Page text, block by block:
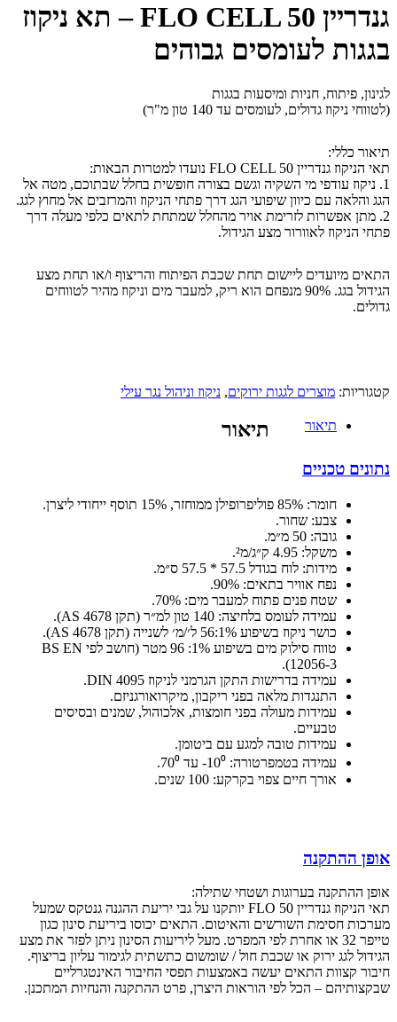
גנדריין FLO CELL 50 – תא ניקוז
בגגות לעומסים גבוהים
לגינון, פיתוח, חניות ומיסעות בגגות
(לטווחי ניקוז גדולים, לעומסים עד 140 טון מ"ר)
תיאור כללי:
תאי הניקוז גנדריין FLO CELL 50 נועדו למטרות הבאות:
1. ניקוז עודפי מי השקיה וגשם בצורה חופשית בחלל שבתוכם, מטה אל
הגג והלאה עם כיוון שיפועי הגג דרך פתחי הניקוז והמרזבים אל מחוץ לגג.
2. מתן אפשרות לזרימת אויר מהחלל שמתחת לתאים כלפי מעלה דרך
פתחי הניקוז לאוורור מצע הגידול.
התאים מיועדים ליישום תחת שכבת הפיתוח והריצוף ו/או תחת מצע
הגידול בגג. 90% מנפחם הוא ריק, למעבר מים וניקוז מהיר לטווחים
גדולים.
קטגוריות: מוצרים לגגות ירוקים, ניקוז וניהול נגר עילי
תיאור תיאור
נתונים טכניים
חומר: 85% פוליפרופילן ממוחזר, 15% תוסף ייחודי ליצרן.
צבע: שחור.
גובה: 50 מ״מ.
משקל: 4.95 ק״ג/מ².
מידות: לוח בגודל 57.5 * 57.5 ס״מ.
נפח אוויר בתאים: 90%.
שטח פנים פתוח למעבר מים: 70%.
עמידה לעומס בלחיצה: 140 טון למ״ר (תקן AS 4678).
כושר ניקוז בשיפוע 1%:56 ל׳/מ׳ לשנייה (תקן AS 4678).
טווח סילוק מים בשיפוע 1%: 96 מטר (חושב לפי BS EN
12056-3).
עמידה בדרישות התקן הגרמני לניקוז DIN 4095.
התנגדות מלאה בפני ריקבון, מיקרואורגניזם.
עמידות מעולה בפני חומצות, אלכוהול, שמנים ובסיסים
טבעיים.
עמידות טובה למגע עם ביטומן.
עמידה בטמפרטורה: 10⁰- עד 70⁰.
אורך חיים צפוי בקרקע: 100 שנים.
אופן ההתקנה
אופן ההתקנה בערוגות ושטחי שתילה:
תאי הניקוז גנדריין FLO 50 יותקנו על גבי יריעת ההגנה גנטקס שמעל
מערכות חסימת השורשים והאיטום. התאים יכוסו ביריעת סינון כגון
טייפר 32 או אחרת לפי המפרט. מעל ליריעות הסינון ניתן לפזר את מצע
הגידול לגג ירוק או שכבת חול / שומשום כתשתית לגימור עליון בריצוף.
חיבור קצוות התאים יעשה באמצעות תפסי החיבור האינטגרליים
שבקצותיהם – הכל לפי הוראות היצרן, פרט ההתקנה והנחיות המתכנן.